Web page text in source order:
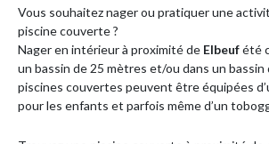
Vous souhaitez nager ou pratiquer une
piscine couverte ?
Nager en intérieur à proximité de Elbeufété
un bassin de 25 mètres et/ou dans un bassin
piscines couvertes peuvent être équipées
pour les enfants et parfois même d’un